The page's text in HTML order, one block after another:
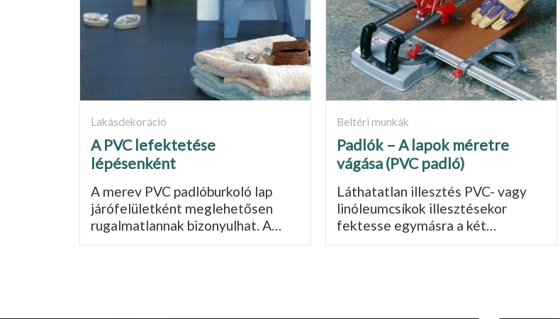
Lakásdekoráció
A PVC lefektetése
lépésenként
A merev PVC padlóburkoló lap
járófelü­letként meglehetősen
rugalmatlannak bizonyulhat. A…
Beltéri munkák
Padlók – A lapok méretre
vágása (PVC padló)
Láthatatlan illesztés PVC- vagy
linóleumcsíkok illesztésekor
fektesse egymásra a két…